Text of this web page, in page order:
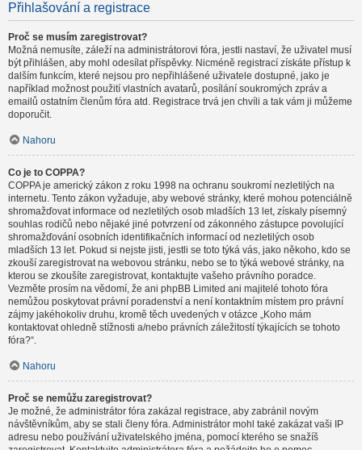
Přihlašování a registrace
Proč se musím zaregistrovat?
Možná nemusíte, záleží na administrátorovi fóra, jestli nastaví, že uživatel musí
být přihlášen, aby mohl odesílat příspěvky. Nicméně registrací získáte přístup k
dalším funkcím, které nejsou pro nepřihlášené uživatele dostupné, jako je
například možnost použití vlastních avatarů, posílání soukromých zpráv a
emailů ostatním členům fóra atd. Registrace trvá jen chvíli a tak vám ji můžeme
doporučit.
Nahoru
Co je to COPPA?
COPPA je americký zákon z roku 1998 na ochranu soukromí nezletilých na
internetu. Tento zákon vyžaduje, aby webové stránky, které mohou potenciálně
shromažďovat informace od nezletilých osob mladších 13 let, získaly písemný
souhlas rodičů nebo nějaké jiné potvrzení od zákonného zástupce povolující
shromažďování osobních identifikačních informací od nezletilých osob
mladších 13 let. Pokud si nejste jisti, jestli se toto týká vás, jako někoho, kdo se
zkouší zaregistrovat na webovou stránku, nebo se to týká webové stránky, na
kterou se zkoušíte zaregistrovat, kontaktujte vašeho právního poradce.
Vezměte prosím na vědomí, že ani phpBB Limited ani majitelé tohoto fóra
nemůžou poskytovat právní poradenství a není kontaktním místem pro právní
zájmy jakéhokoliv druhu, kromě těch uvedených v otázce „Koho mám
kontaktovat ohledně stížnosti a/nebo právních záležitostí týkajících se tohoto
fóra?“.
Nahoru
Proč se nemůžu zaregistrovat?
Je možné, že administrátor fóra zakázal registrace, aby zabránil novým
návštěvníkům, aby se stali členy fóra. Administrátor mohl také zakázat vaši IP
adresu nebo používání uživatelského jména, pomocí kterého se snažíš